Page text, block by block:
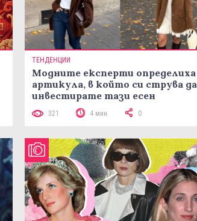
ТЕНДЕНЦИИ
Модните експерти определиха
артикула, в който си струва да
инвестирате тази есен
321 4 мин 0